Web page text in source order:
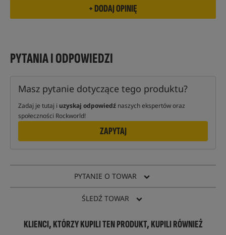
PYTANIA I ODPOWIEDZI
Masz pytanie dotyczące tego produktu?
Zadaj je tutaj i uzyskaj odpowiedź naszych ekspertów oraz
społeczności Rockworld!
ZAPYTAJ
PYTANIE O TOWAR
ŚLEDŹ TOWAR
KLIENCI, KTÓRZY KUPILI TEN PRODUKT, KUPILI RÓWNIEŻ